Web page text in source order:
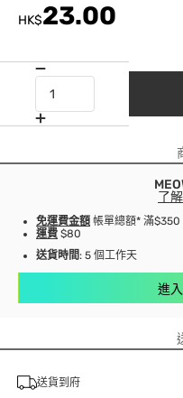
HK$23.00
了
免運費金額 帳單總額* 滿$350
運費 $80
送貨時間: 5 個工作天
進
送貨到府